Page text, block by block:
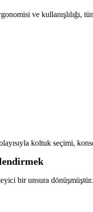
ve
koltuk seçimi,
bir unsura